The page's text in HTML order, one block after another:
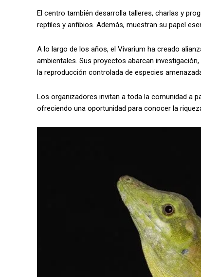
El centro también desarrolla talleres, charlas y
reptiles y anfibios. Además, muestran su papel
A lo largo de los años, el Vivarium ha creado
ambientales. Sus proyectos abarcan
la reproducción controlada de especies
Los organizadores invitan a toda la comunidad a
ofreciendo una oportunidad para conocer la